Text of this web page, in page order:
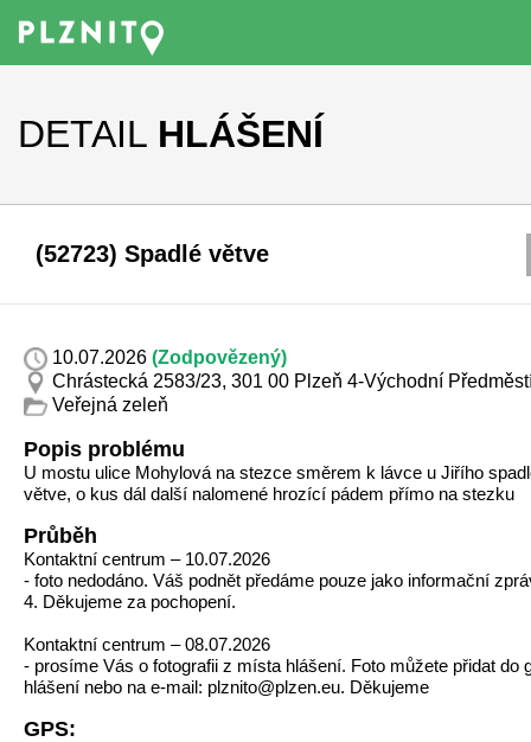
DETAIL HLÁŠENÍ
(52723) Spadlé větve
10.07.2026 (Zodpovězený)
Chrástecká 2583/23, 301 00 Plzeň 4-Východní
Veřejná zeleň
Popis problému
U mostu ulice Mohylová na stezce směrem k lávce u Jiřího
větve, o kus dál další nalomené hrozící pádem přímo na stezku
Průběh
Kontaktní centrum – 10.07.2026
- foto nedodáno. Váš podnět předáme pouze jako informační
4. Děkujeme za pochopení.
Kontaktní centrum – 08.07.2026
- prosíme Vás o fotografii z místa hlášení. Foto můžete přidat do
hlášení nebo na e-mail: plznito@plzen.eu. Děkujeme
GPS: